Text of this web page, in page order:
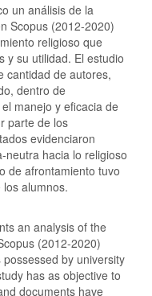
un análisis de la
Scopus (2012-2020)
religioso que
y su utilidad. El estudio
cantidad de autores,
dentro de
manejo y eficacia de
parte de los
evidenciaron
neutra hacia lo religioso
de afrontamiento tuvo
alumnos.
an analysis of the
(2012-2020)
by university
has as objective to
documents have